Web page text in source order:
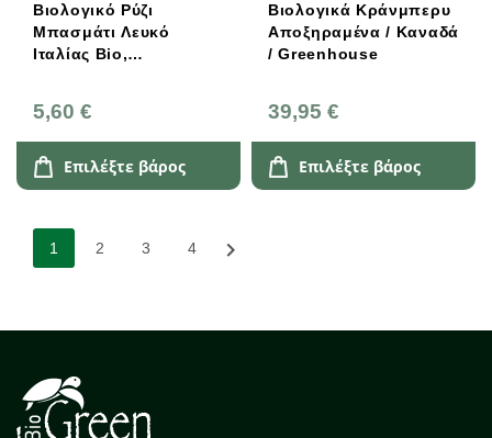
Βιολογικό Ρύζι
Μπασμάτι Λευκό
Ιταλίας Bio,
5,60 €
Επιλέξτε βάρος
Βιολογικά Κράνμπερυ
Αποξηραμένα / Καναδά
/ Greenhouse
39,95 €
Επιλέξτε βάρος
1 2 3 4 